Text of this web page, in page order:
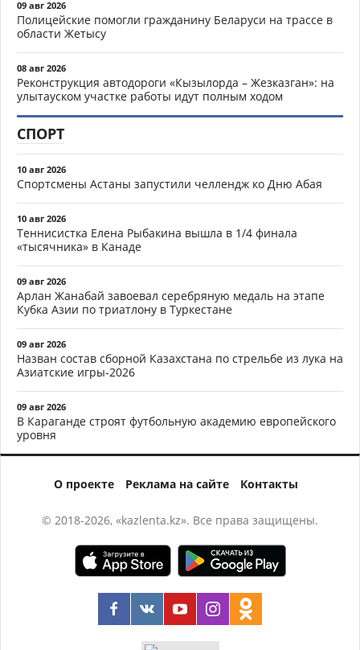
09 авг 2026
Полицейские помогли гражданину Беларуси на трассе в
области Жетысу
08 авг 2026
Реконструкция автодороги «Кызылорда – Жезказган»: на
улытауском участке работы идут полным ходом
СПОРТ
10 авг 2026
Спортсмены Астаны запустили челлендж ко Дню Абая
10 авг 2026
Теннисистка Елена Рыбакина вышла в 1/4 финала
«тысячника» в Канаде
09 авг 2026
Арлан Жанабай завоевал серебряную медаль на этапе
Кубка Азии по триатлону в Туркестане
09 авг 2026
Назван состав сборной Казахстана по стрельбе из лука на
Азиатские игры-2026
09 авг 2026
В Караганде строят футбольную академию европейского
уровня
О проекте Реклама на сайте Контакты
© 2018-2026, «kazlenta.kz». Все права защищены.